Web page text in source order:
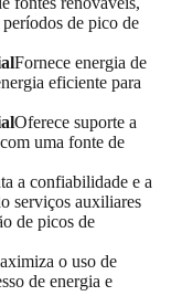
de pico de
Fornece energia de
eficiente para
Oferece suporte a
uma fonte de
a confiabilidade e a
serviços auxiliares
de picos de
o uso de
de energia e